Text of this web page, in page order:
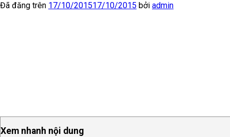
Đã đăng trên 17/10/201517/10/2015 bởi admin
Xem nhanh nội dung